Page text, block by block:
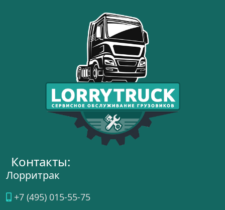
Контакты:
Лорритрак
+7 (495) 015-55-75